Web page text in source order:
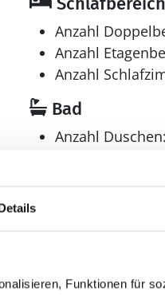
Funktionen für
Anzahl
Anzahl
Anzahl
Bad
Anzahl